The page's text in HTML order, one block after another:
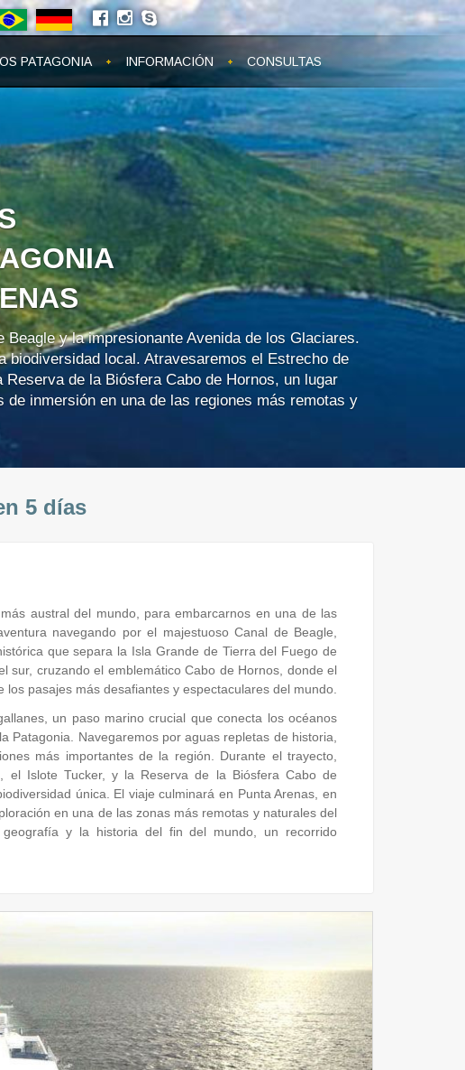
PATAGONIA INFORMACIÓN CONSULTAS
y la impresionante Avenida de los Glaciares.
biodiversidad local. Atravesaremos el Estrecho de
de la Biósfera Cabo de Hornos, un lugar
inmersión en una de las regiones más remotas y
5 días
austral del mundo, para embarcarnos en una de las
navegando por el majestuoso Canal de Beagle,
que separa la Isla Grande de Tierra del Fuego de
sur, cruzando el emblemático Cabo de Hornos, donde el
pasajes más desafiantes y espectaculares del mundo.
un paso marino crucial que conecta los océanos
Patagonia. Navegaremos por aguas repletas de historia,
más importantes de la región. Durante el trayecto,
el Islote Tucker, y la Reserva de la Biósfera Cabo de
única. El viaje culminará en Punta Arenas, en
en una de las zonas más remotas y naturales del
y la historia del fin del mundo, un recorrido